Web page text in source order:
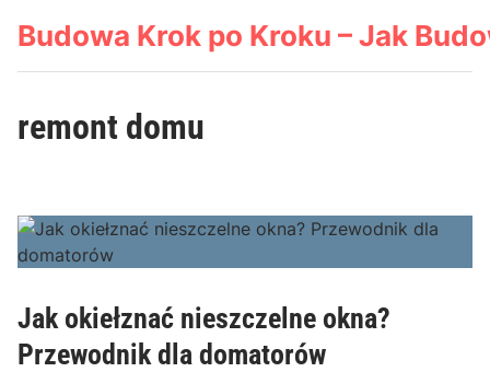
Budowa Krok po Kroku – Jak
remont domu
Jak okiełznać nieszczelne okna?
Przewodnik dla domatorów